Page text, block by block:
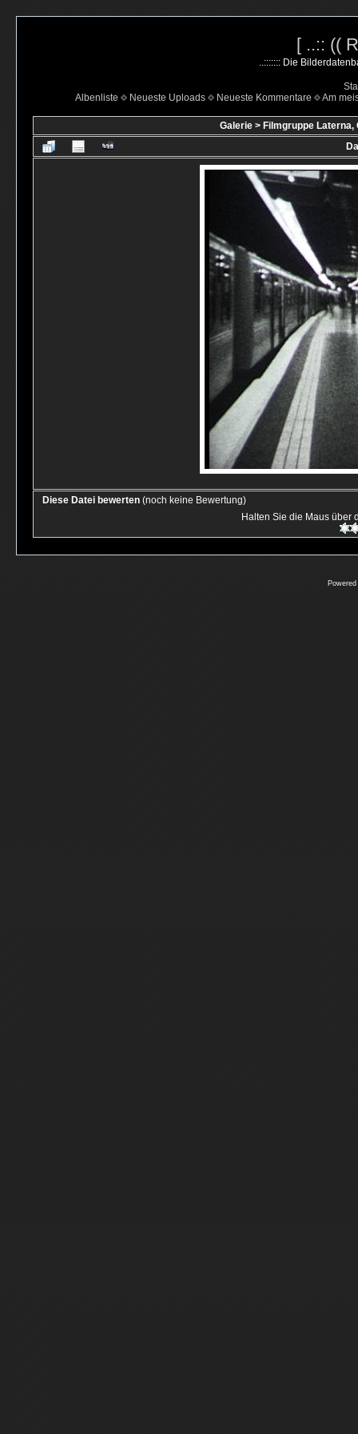
[ ..:: ((
..::::::: Die
Albenliste
Neueste Uploads Neueste Kommentare Am
Galerie > Filmgruppe Laterna,
Diese Datei bewerten (noch keine Bewertung)
Halten Sie die Maus über